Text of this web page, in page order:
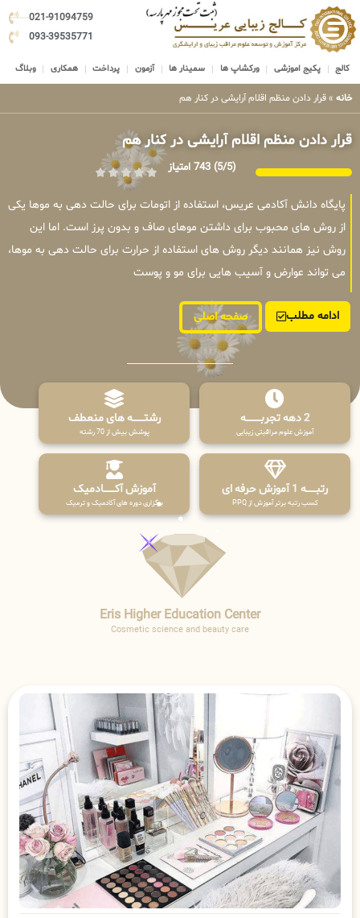
021-91094759
093-39535771
کالج پکیج اموزشی ورکشاپ ها سمینار ها آزمون پرداخت همکاری وبلاگ
خانه » قرار دادن منظم اقلام آرایشی در کنار هم
قرار دادن منظم اقلام آرایشی در کنار هم
(5/5) 743 امتیاز
پایگاه دانش آکادمی عریس، استفاده از اتومات برای حالت دهی به موها یکی
از روش های محبوب برای داشتن موهای صاف و بدون پرز است. اما این
روش نیز همانند دیگر روش های استفاده از حرارت برای حالت دهی به موها،
می تواند عوارض و آسیب هایی برای مو و پوست
ادامه مطلب صفحه اصلی
2 دهه تجربـــــــــه
آموزش علوم مراقبتی زیبایی
رشتـــــــه های منعطف
پوشش بیش از 70 رشته
رتبــــــه 1 آموزش حرفه ای
کسب رتبه برتر آموزش از PPQ
آموزش آکـــــــادمیک
برگزاری دوره های آکادمیک و ترمیک
Eris Higher Education Center
Cosmetic science and beauty care